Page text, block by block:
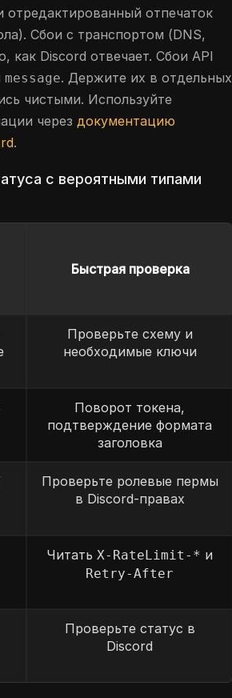
отредактированный отпечаток
Сбои с транспортом (DNS,
как Discord отвечает. Сбои API
message. Держите их в отдельных
чистыми. Используйте
через документацию
.
с вероятными типами
Быстрая проверка
Проверьте схему и
необходимые ключи
Поворот токена,
подтверждение формата
заголовка
Проверьте ролевые пермы
в Discord-правах
Читать X-RateLimit-* и
Retry-After
Проверьте статус в
Discord